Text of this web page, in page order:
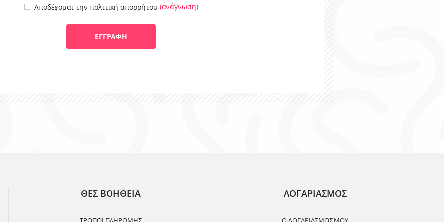
Αποδέχομαι την πολιτική απορρήτου (ανάγνωση)
ΘΕΣ ΒΟΗΘΕΙΑ
ΤΡΟΠΟΙ ΠΛΗΡΩΜΗΣ
ΛΟΓΑΡΙΑΣΜΟΣ
Ο ΛΟΓΑΡΙΑΣΜΌΣ ΜΟΥ